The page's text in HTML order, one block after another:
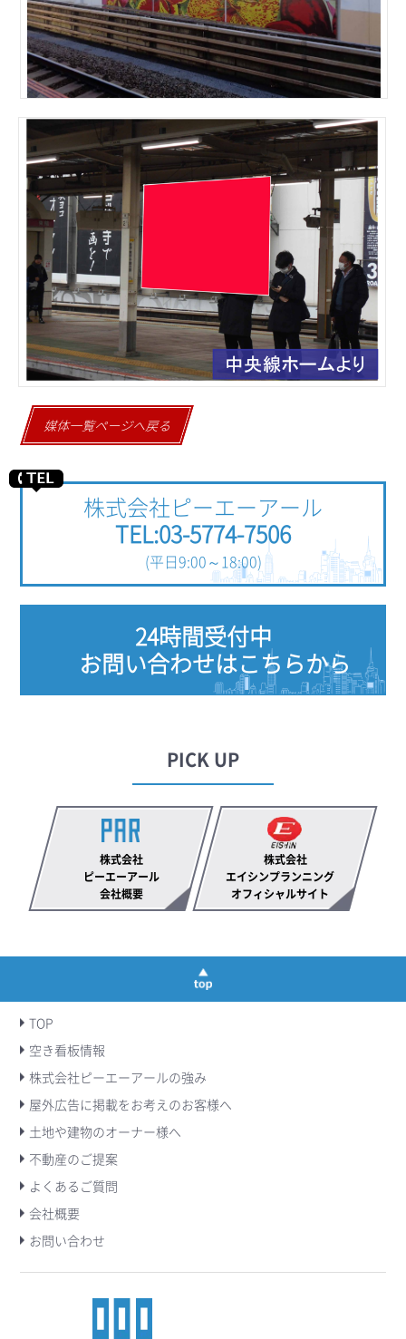
媒体一覧ページへ戻る
株式会社ピーエーアール
TEL:03-5774-7506
(平日9:00～18:00)
24時間受付中
お問い合わせはこちらから
PICK UP
株式会社
ピーエーアール
会社概要
株式会社
エイシンプランニング
オフィシャルサイト
TOP
空き看板情報
株式会社ピーエーアールの強み
屋外広告に掲載をお考えのお客様へ
土地や建物のオーナー様へ
不動産のご提案
よくあるご質問
会社概要
お問い合わせ